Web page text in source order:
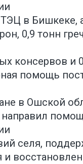
в Бишкеке,
0,9 тонн
консервов и
помощь
в Ошской
направил
селя,
и